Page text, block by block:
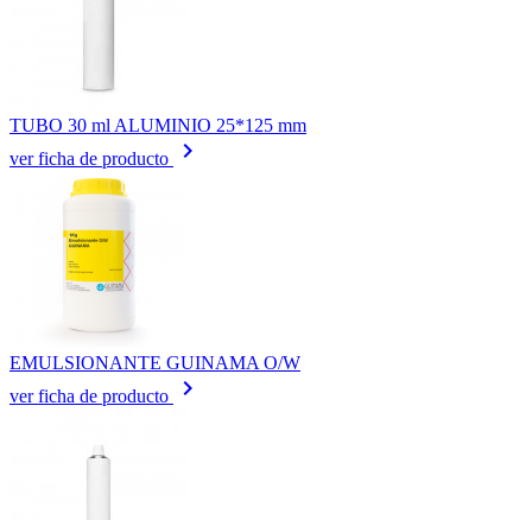
TUBO 30 ml ALUMINIO 25*125 mm
ver ficha de producto
keyboard_arrow_right
EMULSIONANTE GUINAMA O/W
ver ficha de producto
keyboard_arrow_right